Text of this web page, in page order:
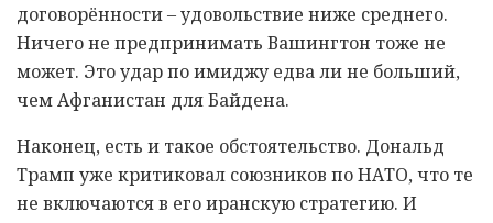
договорённости – удовольствие ниже среднего.
Ничего не предпринимать Вашингтон тоже не
может. Это удар по имиджу едва ли не больший,
чем Афганистан для Байдена.
Наконец, есть и такое обстоятельство. Дональд
Трамп уже критиковал союзников по НАТО, что те
не включаются в его иранскую стратегию. И